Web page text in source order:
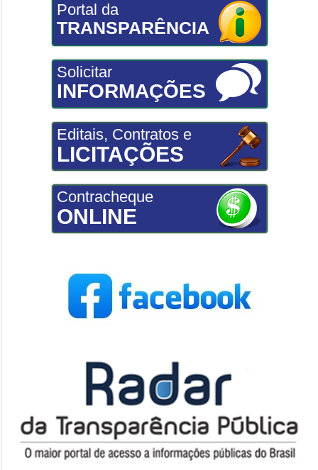
Portal da
TRANSPARÊNCIA
Solicitar
INFORMAÇÕES
Editais, Contratos e
LICITAÇÕES
Contracheque
ONLINE